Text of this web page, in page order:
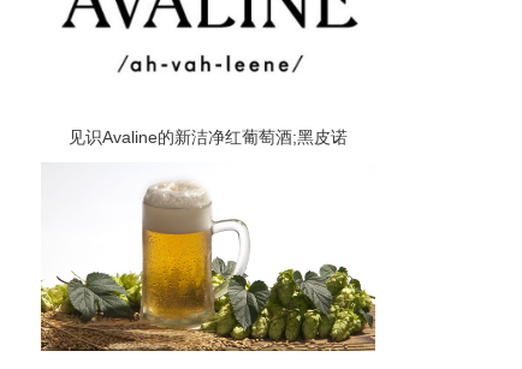
见识Avaline的新洁净红葡萄酒;黑皮诺